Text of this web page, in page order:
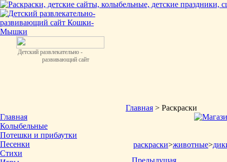
Детский развлекательно -
развивающий сайт
Главная
Колыбельные
Потешки и прибаутки
Песенки
Стихи
Главная > Раскраски
раскраски>животные>
Предыдущая